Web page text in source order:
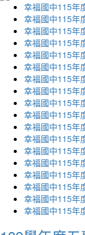
幸福國中115年
幸福國中115年
幸福國中115年
幸福國中115年
幸福國中115年
幸福國中115年
幸福國中115年
幸福國中115年
幸福國中115年
幸福國中115年
幸福國中115年
幸福國中115年
幸福國中115年
幸福國中115年
幸福國中115年
幸福國中115年
幸福國中115年
幸福國中115年